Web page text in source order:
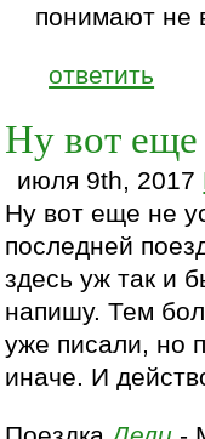
понимают не
ответить
Ну вот еще
июля 9th, 2017
Ну вот еще не
последней
здесь уж так и
напишу. Тем
уже писали, но
иначе. И